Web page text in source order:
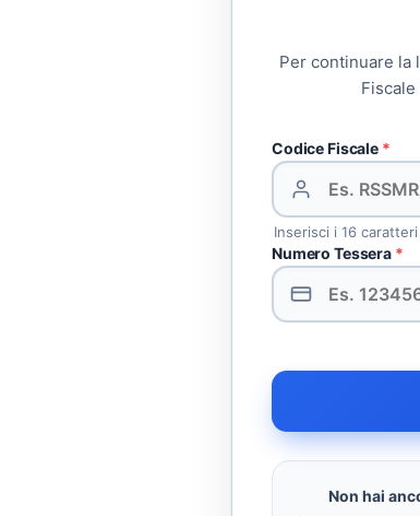
Per continuare la
Codice Fiscale *
Inserisci i 16
Numero Tessera *
Non hai